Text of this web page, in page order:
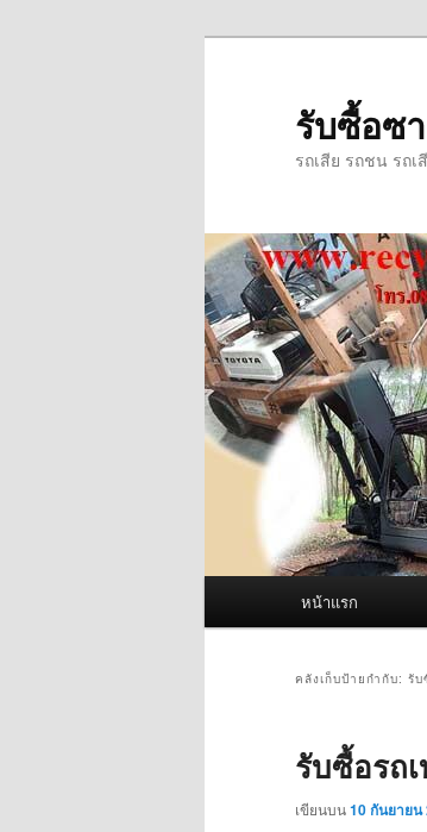
รับซื้อซ
รถเสีย รถชน รถ
หน้าแรก
คลังเก็บป้ายกำกับ: รับ
รับซื้อรถ
เขียนบน10 กันยายน